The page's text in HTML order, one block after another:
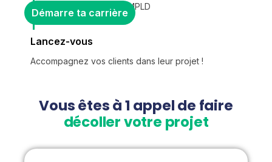
Maîtrisez la mission MPLD
Démarre ta carrière
Lancez-vous
Accompagnez vos clients dans leur projet !
Vous êtes à 1 appel de faire
décoller votre projet